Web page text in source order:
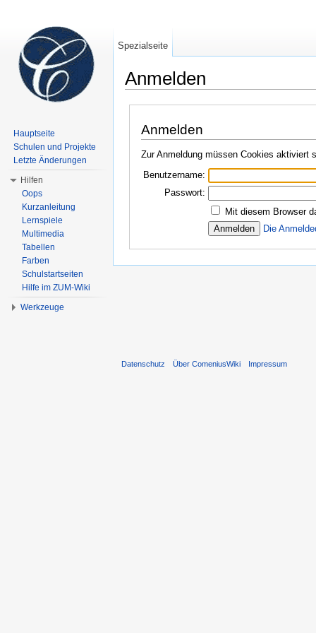
Anmelden
Anmelden
Zur Anmeldung müssen Cookies aktiviert
Benutzername:
Passwort:
Mit diesem Browser
Die
Spezialseite
Hauptseite
Schulen und Projekte
Letzte Änderungen
Hilfen
Oops
Kurzanleitung
Lernspiele
Multimedia
Tabellen
Farben
Schulstartseiten
Hilfe im ZUM-Wiki
Werkzeuge
Datenschutz Über ComeniusWiki Impressum